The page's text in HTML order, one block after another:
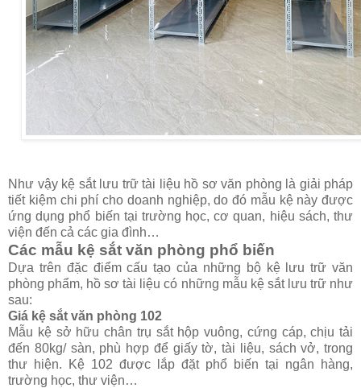
Như vậy kệ sắt lưu trữ tài liệu hồ sơ văn phòng là giải pháp
tiết kiệm chi phí cho doanh nghiệp, do đó mẫu kệ này được
ứng dụng phổ biến tại trường học, cơ quan, hiệu sách, thư
viện đến cả các gia đình…
Các mẫu kệ sắt văn phòng phổ biến
Dựa trên đặc điểm cấu tạo của những bộ kệ lưu trữ văn
phòng phẩm, hồ sơ tài liệu có những mẫu kệ sắt lưu trữ như
sau:
Giá kệ sắt văn phòng 102
Mẫu kệ sở hữu chân trụ sắt hộp vuông, cứng cáp, chịu tải
đến 80kg/ sàn, phù hợp để giấy tờ, tài liệu, sách vở, trong
thư hiện. Kệ 102 được lắp đặt phổ biến tại ngân hàng,
trường học, thư viện…